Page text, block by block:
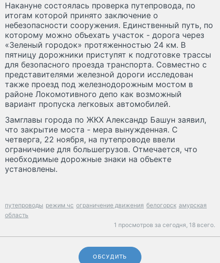
Накануне состоялась проверка путепровода, по
итогам которой принято заключение о
небезопасности сооружения. Единственный путь, по
которому можно объехать участок - дорога через
«Зеленый городок» протяженностью 24 км. В
пятницу дорожники приступят к подготовке трассы
для безопасного проезда транспорта. Совместно с
представителями железной дороги исследован
также проезд под железнодорожным мостом в
районе Локомотивного депо как возможный
вариант пропуска легковых автомобилей.
Замглавы города по ЖКХ Александр Башун заявил,
что закрытие моста - мера вынужденная. С
четверга, 22 ноября, на путепроводе ввели
ограничение для большегрузов. Отмечается, что
необходимые дорожные знаки на объекте
установлены.
путепроводы режим чс ограничение движения белогорск амурская
область
1 просмотров за сегодня, 18 всего.
ОБСУДИТЬ